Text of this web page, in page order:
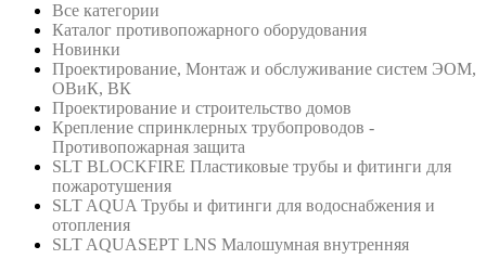
Все категории
Каталог противопожарного оборудования
Новинки
Проектирование, Монтаж и обслуживание систем ЭОМ,
ОВиК, ВК
Проектирование и строительство домов
Крепление спринклерных трубопроводов -
Противопожарная защита
SLT BLOCKFIRE Пластиковые трубы и фитинги для
пожаротушения
SLT AQUA Трубы и фитинги для водоснабжения и
отопления
SLT AQUASEPT LNS Малошумная внутренняя